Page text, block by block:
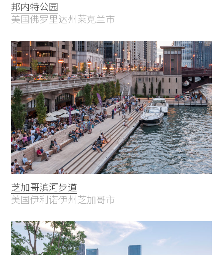
邦内特公园
美国佛罗里达州莱克兰市
芝加哥滨河步道
美国伊利诺伊州芝加哥市
Practice
Projects
People
Voices
Search Sasaki